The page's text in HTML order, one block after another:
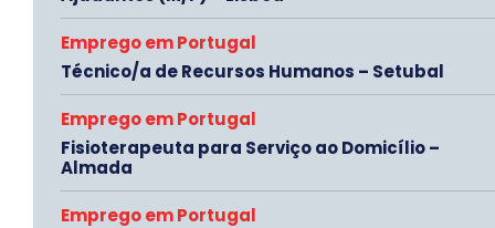
Emprego em Portugal
Técnico/a de Recursos Humanos – Setubal
Emprego em Portugal
Fisioterapeuta para Serviço ao Domicílio –
Almada
Emprego em Portugal